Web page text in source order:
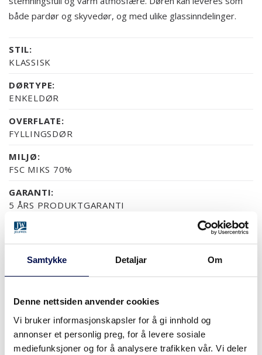
Samtykke Detaljar Om
Denne nettsiden anvender cookies
Vi bruker informasjonskapsler for å gi innhold og
annonser et personlig preg, for å levere sosiale
mediefunksjoner og for å analysere trafikken vår. Vi deler
både pardør og skyvedør, og med ulike glassinndelinger.
STIL:
KLASSISK
DØRTYPE:
ENKELDØR
OVERFLATE:
FYLLINGSDØR
MILJØ:
FSC MIKS 70%
GARANTI:
5 ÅRS PRODUKTGARANTI
OVERFLATER (3)
FURU UBEHANDLET
FURU KLARLAKK
STØRRELSER